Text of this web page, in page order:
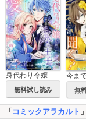
身代わり令嬢を救ったのは冷酷無慈悲な氷の王子の愛でした
無料試し読み 無
「 コミックアラカルト